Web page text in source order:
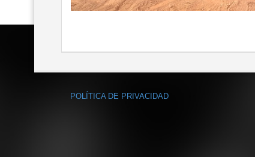
POLÍTICA DE PRIVACIDAD